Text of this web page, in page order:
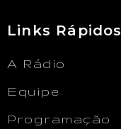
Links Rápidos
A Rádio
Equipe
Programação